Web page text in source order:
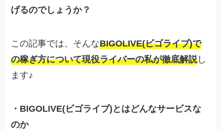
げるのでしょうか？
この記事では、そんなBIGOLIVE(ビゴライブ)で
の稼ぎ方について現役ライバーの私が徹底解説し
ます♪
・BIGOLIVE(ビゴライブ)とはどんなサービスな
のか